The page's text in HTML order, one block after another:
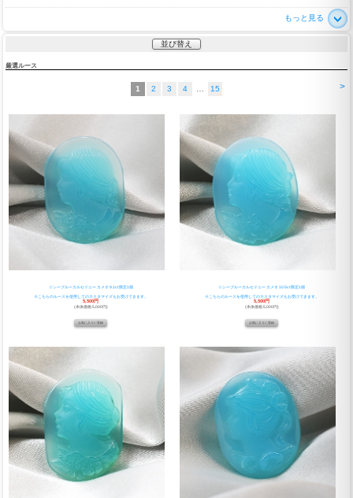
もっと見る
並び替え
厳選ルース
>
1 2 3 4 … 15
☆シーブルーカルセドニー カメオ 9.1ct 限定1個
※こちらのルースを使用してのカスタマイズもお受けできます。
5,500円
(本体価格:5,000円)
☆シーブルーカルセドニー カメオ 10.5ct 限定1個
※こちらのルースを使用してのカスタマイズもお受けできます。
5,500円
(本体価格:5,000円)